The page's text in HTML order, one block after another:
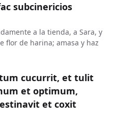
subcinericios
a la tienda, a Sara, y
flor de harina; amasa y haz
cucurrit, et tulit
et optimum,
et coxit